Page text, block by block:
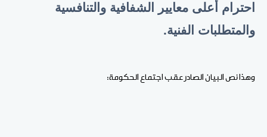
احترام أعلى معايير الشفافية والتنافسية
والمتطلبات الفنية.
وهذا نص البيان الصادر عقب اجتماع الحكومة: